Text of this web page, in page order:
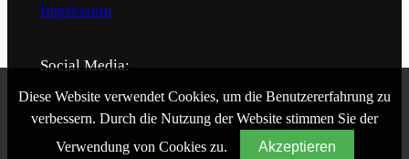
Diese Website verwendet Cookies, um die Benutzererfahrung zu
verbessern. Durch die Nutzung der Website stimmen Sie der
Verwendung von Cookies zu.
Akzeptieren
Impressum
Social Media:
Facebook InstagramLinkedIn